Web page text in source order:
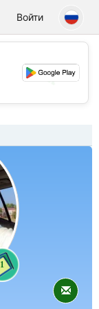
Войти
💕
1